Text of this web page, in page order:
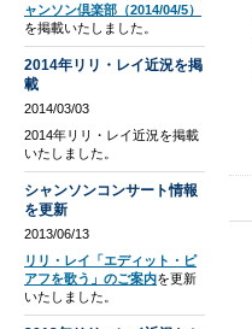
ャンソン倶楽部（2014/04/5）
を掲載いたしました。
2014年リリ・レイ近況を掲
載
2014/03/03
2014年リリ・レイ近況を掲載
いたしました。
シャンソンコンサート情報
を更新
2013/06/13
リリ・レイ「エディット・ピ
アフを歌う」のご案内を更新
いたしました。